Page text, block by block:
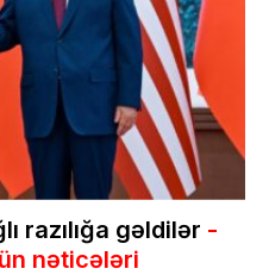
razılığa gəldilər -
nəticələri